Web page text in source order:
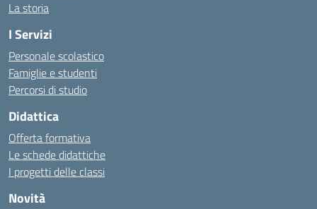
La storia
I Servizi
Personale scolastico
Famiglie e studenti
Percorsi di studio
Didattica
Offerta formativa
Le schede didattiche
I progetti delle classi
Novità